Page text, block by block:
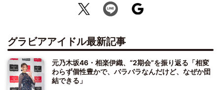
グラビアアイドル最新記事
元乃木坂46・相楽伊織、“2期会”を振り返る「相変
わらず個性豊かで、バラバラなんだけど、なぜか団
結できる」